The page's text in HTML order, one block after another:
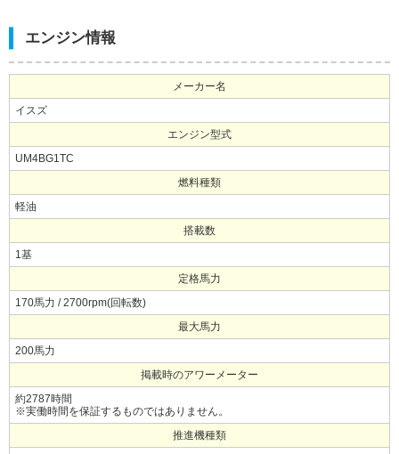
エンジン情報
メーカー名
イスズ
エンジン型式
UM4BG1TC
燃料種類
軽油
搭載数
1基
定格馬力
170馬力 / 2700rpm(回転数)
最大馬力
200馬力
掲載時のアワーメーター
約2787時間
※実働時間を保証するものではありません。
推進機種類